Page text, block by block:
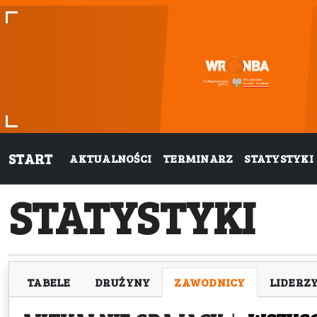
START AKTUALNOŚCI TERMINARZ STATYSTYKI
STATYSTYKI
TABELE DRUŻYNY ZAWODNICY